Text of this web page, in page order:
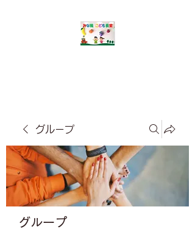
グループ
グループ